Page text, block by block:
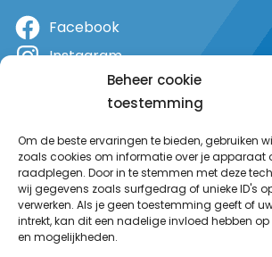
Beheer cookie
toestemming
Om de beste ervaringen te bieden, gebruiken
zoals cookies om informatie over je apparaat
raadplegen. Door in te stemmen met deze
wij gegevens zoals surfgedrag of unieke ID's
verwerken. Als je geen toestemming geeft of
intrekt, kan dit een nadelige invloed hebben
en mogelijkheden.
Facebook
Instagram
YouTube